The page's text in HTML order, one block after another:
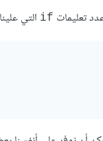
تعليمات if التي